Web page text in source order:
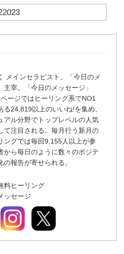
メインセラピスト。「今日のメ
主宰。「今日のメッセージ」
ージではヒーリング系でNO1
る24,819以上のいいね!を集め、
アル分野でトップレベルの人気
て注目される。毎月行う新月の
ングでは毎回9,155人以上が参
から毎日のように数々のポジテ
の報告が寄せられる。
料ヒーリング
ッセージ